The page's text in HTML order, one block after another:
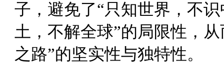
子，避免了“只知世界，不
土，不解全球”的局限性，
之路”的坚实性与独特性。